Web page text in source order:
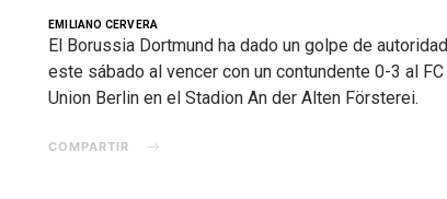
EMILIANO CERVERA
El Borussia Dortmund ha dado un golpe de autoridad
este sábado al vencer con un contundente 0-3 al FC
Union Berlin en el Stadion An der Alten Försterei.
COMPARTIR